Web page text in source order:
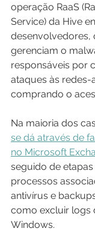
operação RaaS
Service) da Hive
desenvolvedores,
gerenciam o
responsáveis por
ataques às redes-
comprando o
Na maioria dos
se dá através de
no Microsoft
seguido de
processos
antivírus e
como excluir logs
Windows.